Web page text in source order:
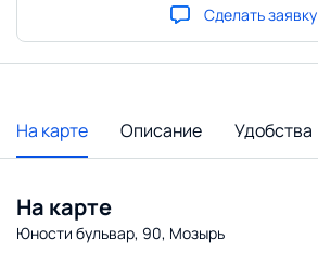
Сделать заявку
На карте Описание Удобства
На карте
Юности бульвар, 90, Мозырь